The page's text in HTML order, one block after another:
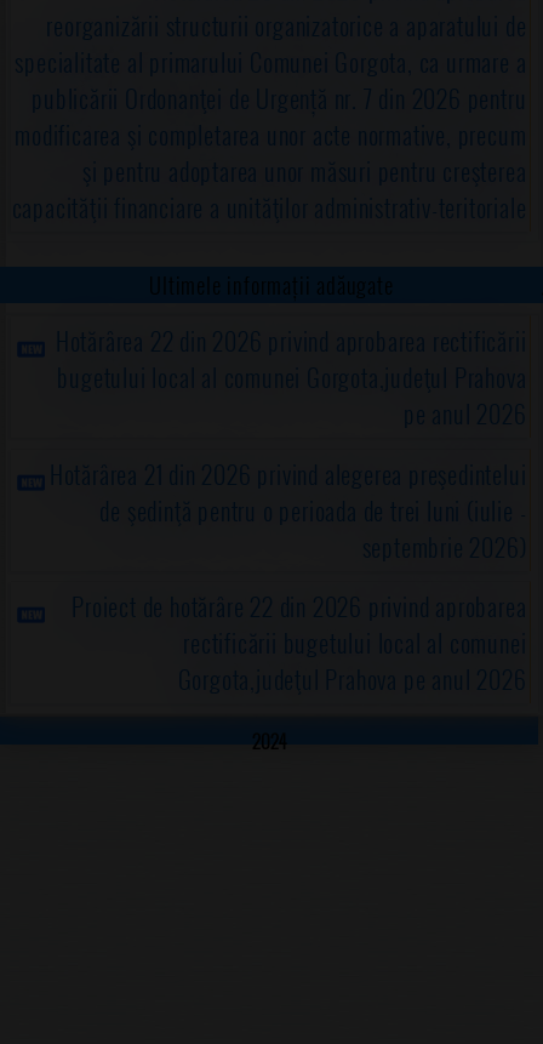
reorganizării structurii organizatorice a aparatului de
specialitate al primarului Comunei Gorgota, ca urmare a
publicării Ordonanţei de Urgență nr. 7 din 2026 pentru
modificarea şi completarea unor acte normative, precum
şi pentru adoptarea unor măsuri pentru creşterea
capacităţii financiare a unităţilor administrativ-teritoriale
Ultimele informații adăugate
Hotărârea 22 din 2026 privind aprobarea rectificării
bugetului local al comunei Gorgota,judeţul Prahova
pe anul 2026
Hotărârea 21 din 2026 privind alegerea preşedintelui
de şedinţă pentru o perioada de trei luni (iulie -
septembrie 2026)
Proiect de hotărâre 22 din 2026 privind aprobarea
rectificării bugetului local al comunei
Gorgota,judeţul Prahova pe anul 2026
2024